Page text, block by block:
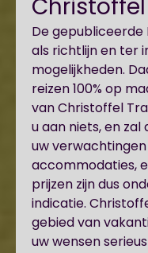
De gepubliceerde
als richtlijn en ter
mogelijkheden.
reizen 100% op
van Christoffel
u aan niets, en zal
uw
accommodaties,
prijzen zijn dus
indicatie.
gebied van
uw wensen